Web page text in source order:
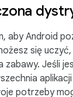
aby Android
się
zabawy. Jeśli
aplikacji
potrzeby